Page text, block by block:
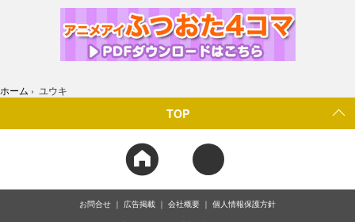
ホーム › ユウキ
TOP
お問合せ 広告掲載 会社概要 個人情報保護方針